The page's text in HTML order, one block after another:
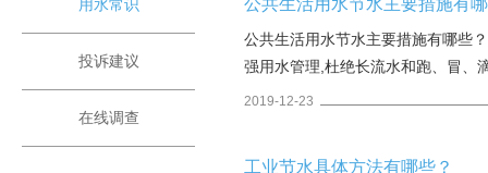
用水常识
投诉建议
在线调查
公共生活用水节水主要措施有
公共生活用水节水主要措施有
强用水管理,杜绝长流水和跑、冒、
2019-12-23
工业节水具体方法有哪些？